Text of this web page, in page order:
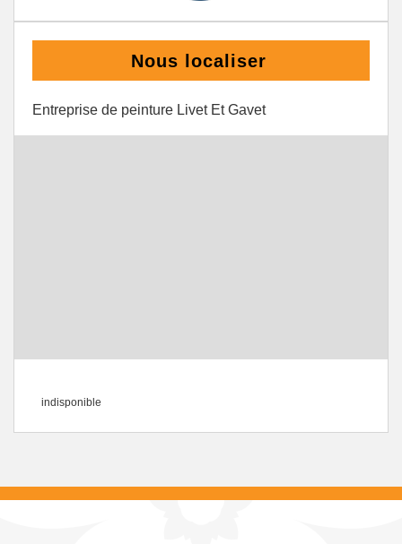
Nous localiser
Entreprise de peinture Livet Et Gavet
indisponible